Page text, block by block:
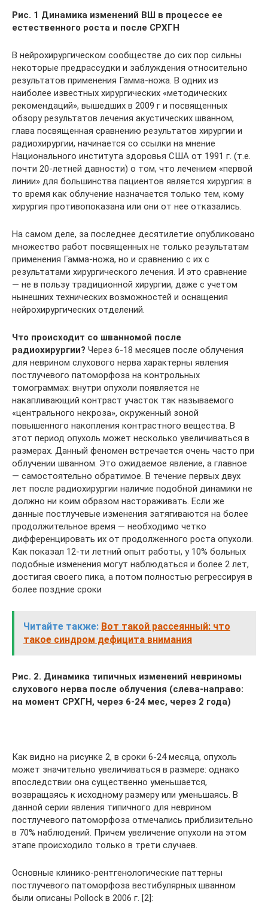
Рис. 1 Динамика изменений ВШ в процессе ее
естественного роста и после СРХГН
В нейрохирургическом сообществе до сих пор сильны
некоторые предрассудки и заблуждения относительно
результатов применения Гамма-ножа. В одних из
наиболее известных хирургических «методических
рекомендаций», вышедших в 2009 г и посвященных
обзору результатов лечения акустических шванном,
глава посвященная сравнению результатов хирургии и
радиохирургии, начинается со ссылки на мнение
Национального института здоровья США от 1991 г. (т.е.
почти 20-летней давности) о том, что лечением «первой
линии» для большинства пациентов является хирургия: в
то время как облучение назначается только тем, кому
хирургия противопоказана или они от нее отказались.
На самом деле, за последнее десятилетие опубликовано
множество работ посвященных не только результатам
применения Гамма-ножа, но и сравнению с их с
результатами хирургического лечения. И это сравнение
— не в пользу традиционной хирургии, даже с учетом
нынешних технических возможностей и оснащения
нейрохирургических отделений.
Что происходит со шванномой после
радиохирургии? Через 6-18 месяцев после облучения
для неврином слухового нерва характерны явления
постлучевого патоморфоза на контрольных
томограммах: внутри опухоли появляется не
накапливающий контраст участок так называемого
«центрального некроза», окруженный зоной
повышенного накопления контрастного вещества. В
этот период опухоль может несколько увеличиваться в
размерах. Данный феномен встречается очень часто при
облучении шванном. Это ожидаемое явление, а главное
— самостоятельно обратимое. В течение первых двух
лет после радиохирургии наличие подобной динамики не
должно ни коим образом настораживать. Если же
данные постлучевые изменения затягиваются на более
продолжительное время — необходимо четко
дифференцировать их от продолженного роста опухоли.
Как показал 12-ти летний опыт работы, у 10% больных
подобные изменения могут наблюдаться и более 2 лет,
достигая своего пика, а потом полностью регрессируя в
более поздние сроки
Читайте также: Вот такой рассеянный: что
такое синдром дефицита внимания
Рис. 2. Динамика типичных изменений невриномы
слухового нерва после облучения (слева-направо:
на момент СРХГН, через 6-24 мес, через 2 года)
Как видно на рисунке 2, в сроки 6-24 месяца, опухоль
может значительно увеличиваться в размере: однако
впоследствии она существенно уменьшается,
возвращаясь к исходному размеру или уменьшаясь. В
данной серии явления типичного для неврином
постлучевого патоморфоза отмечались приблизительно
в 70% наблюдений. Причем увеличение опухоли на этом
этапе происходило только в трети случаев.
Основные клинико-рентгенологические паттерны
постлучевого патоморфоза вестибулярных шванном
были описаны Pollock в 2006 г. [2]: